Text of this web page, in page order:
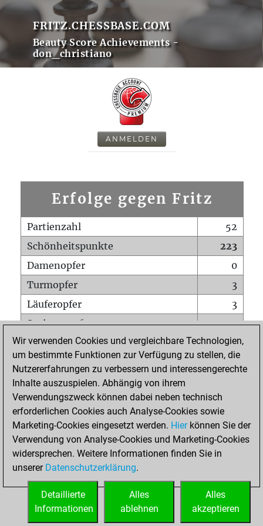
FRITZ.CHESSBASE.COM
Beauty Score Achievements -
don_christiano
ANMELDEN
Erfolge gegen Fritz
Partienzahl
52
Schönheitspunkte
223
Damenopfer
0
Turmopfer
3
Läuferopfer
3
Springeropfer
1
Bauernopfer
9
Matt auf vollem Brett
0
Bauer setzt Matt
Erstickte Matts
Unterverwandlungen
0
Türme auf der siebten
0
STARTSEITE
Wir verwenden Cookies und vergleichbare Technologien,
um bestimmte Funktionen zur Verfügung zu stellen, die
Nutzererfahrungen zu verbessern und interessengerechte
Inhalte auszuspielen. Abhängig von ihrem
Verwendungszweck können dabei neben technisch
erforderlichen Cookies auch Analyse-Cookies sowie
Marketing-Cookies eingesetzt werden. Hierkönnen Sie der
Verwendung von Analyse-Cookies und Marketing-Cookies
widersprechen. Weitere Informationen finden Sie in
unserer Datenschutzerklärung.
Alles
akzeptieren
Alles
ablehnen
Detaillierte
Informationen